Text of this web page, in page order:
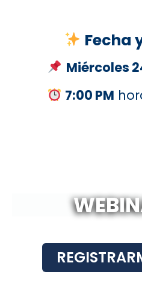
Fecha
Miércoles
7:00 PM